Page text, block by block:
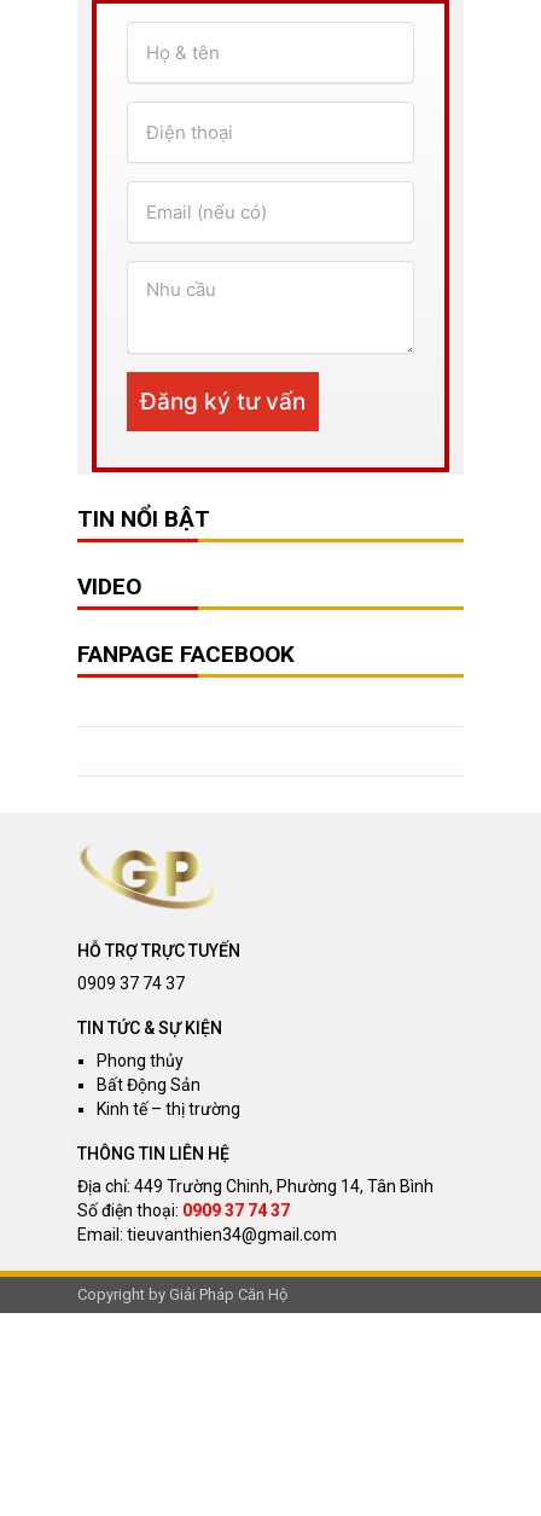
TIN NỔI BẬT
VIDEO
FANPAGE FACEBOOK
HỖ TRỢ TRỰC TUYẾN
0909 37 74 37
TIN TỨC & SỰ KIỆN
Phong thủy
Bất Động Sản
Kinh tế – thị trường
THÔNG TIN LIÊN HỆ
Địa chỉ: 449 Trường Chinh, Phường 14, Tân Bình
Số điện thoại: 0909 37 74 37
Email: tieuvanthien34@gmail.com
Copyright by Giải Pháp Căn Hộ